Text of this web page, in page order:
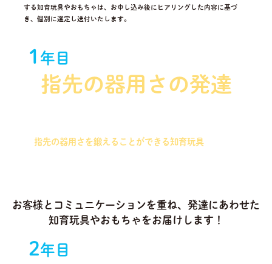
する知育玩具やおもちゃは、
お申し込み後にヒアリングした内容に基づ
き、個別に選定し送付いたします。
1 年目
指先の器用さの発達
指先の器用さを鍛えることができる知育玩具
お客様とコミュニケーションを重ね、発達にあわせた
知育玩具やおもちゃをお届けします！
2年目